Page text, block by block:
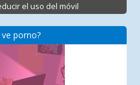
el uso del móvil
porno?